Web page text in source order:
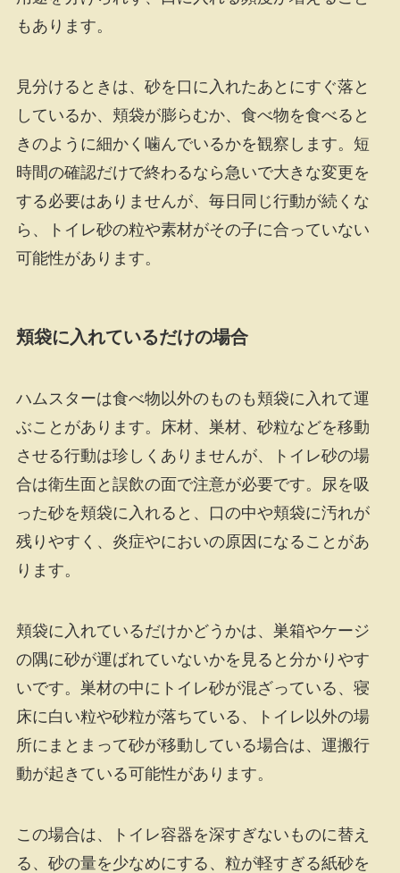
もあります。
見分けるときは、砂を口に入れたあとにすぐ落と
しているか、頬袋が膨らむか、食べ物を食べると
きのように細かく噛んでいるかを観察します。短
時間の確認だけで終わるなら急いで大きな変更を
する必要はありませんが、毎日同じ行動が続くな
ら、トイレ砂の粒や素材がその子に合っていない
可能性があります。
頬袋に入れているだけの場合
ハムスターは食べ物以外のものも頬袋に入れて運
ぶことがあります。床材、巣材、砂粒などを移動
させる行動は珍しくありませんが、トイレ砂の場
合は衛生面と誤飲の面で注意が必要です。尿を吸
った砂を頬袋に入れると、口の中や頬袋に汚れが
残りやすく、炎症やにおいの原因になることがあ
ります。
頬袋に入れているだけかどうかは、巣箱やケージ
の隅に砂が運ばれていないかを見ると分かりやす
いです。巣材の中にトイレ砂が混ざっている、寝
床に白い粒や砂粒が落ちている、トイレ以外の場
所にまとまって砂が移動している場合は、運搬行
動が起きている可能性があります。
この場合は、トイレ容器を深すぎないものに替え
る、砂の量を少なめにする、粒が軽すぎる紙砂を